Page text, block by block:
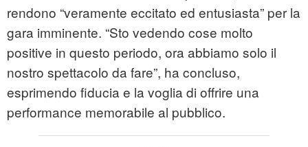
rendono “veramente eccitato ed entusiasta” per la
gara imminente. “Sto vedendo cose molto
positive in questo periodo, ora abbiamo solo il
nostro spettacolo da fare”, ha concluso,
esprimendo fiducia e la voglia di offrire una
performance memorabile al pubblico.